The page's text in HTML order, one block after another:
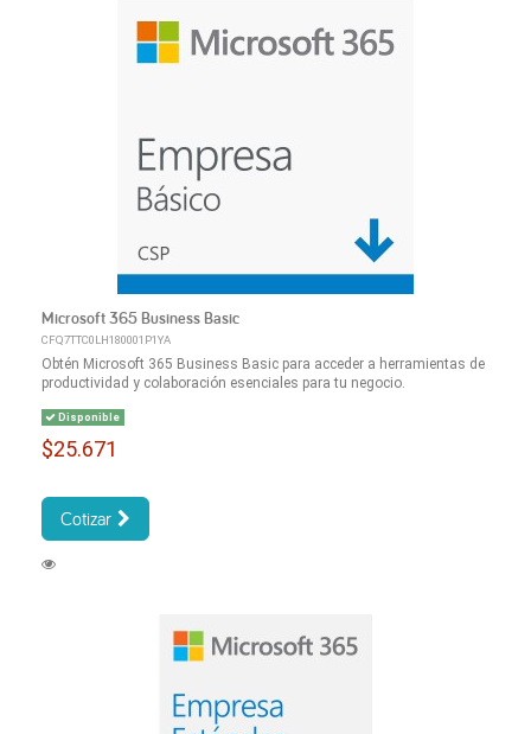
Microsoft 365 Business Basic
CFQ7TTC0LH180001P1YA
Obtén Microsoft 365 Business Basic para acceder a herramientas de
productividad y colaboración esenciales para tu negocio.
Disponible
$25.671
Cotizar